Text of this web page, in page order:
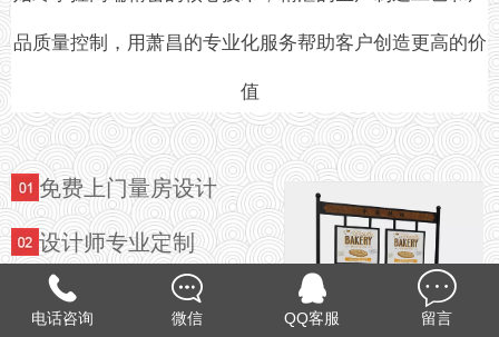
品质量控制，用萧昌的专业化服务帮助客户创造更高的价
值
免费上门量房设计
设计师专业定制
售后保障体系
电话咨询 微信 QQ客服 留言